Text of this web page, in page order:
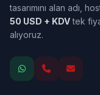
tasarımını alan adı,
50 USD + KDVtek
alıyoruz.